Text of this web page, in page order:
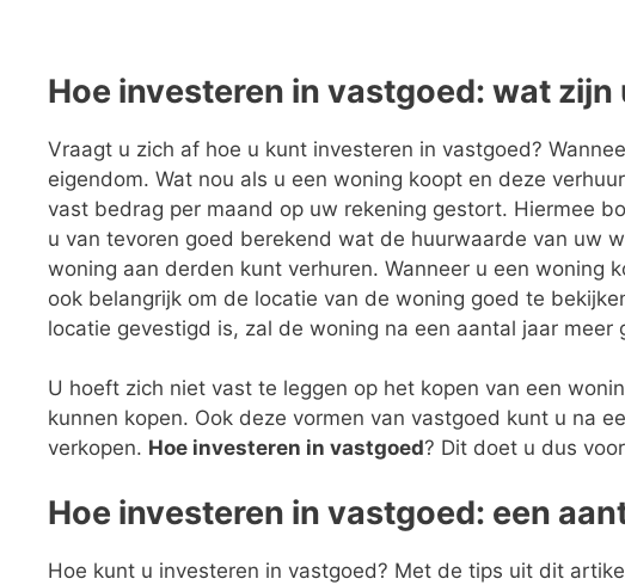
Hoe investeren in vastgoed: wat zijn
Vraagt u zich af hoe u kunt investeren in vastgoed?
eigendom. Wat nou als u een woning koopt en deze
vast bedrag per maand op uw rekening gestort. Hiermee
u van tevoren goed berekend wat de huurwaarde van uw
woning aan derden kunt verhuren. Wanneer u een woning
ook belangrijk om de locatie van de woning goed te
locatie gevestigd is, zal de woning na een aantal jaar meer
U hoeft zich niet vast te leggen op het kopen van een
kunnen kopen. Ook deze vormen van vastgoed kunt u na
verkopen. Hoe investeren in vastgoed? Dit doet u dus
Hoe investeren in vastgoed: een
Hoe kunt u investeren in vastgoed? Met de tips uit dit